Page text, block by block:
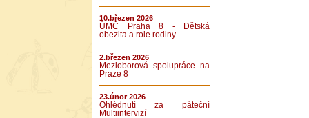
10.březen 2026
ÚMČ Praha 8 - Dětská
obezita a role rodiny
2.březen 2026
Mezioborová spolupráce na
Praze 8
23.únor 2026
Ohlédnutí za páteční
Multiintervizí